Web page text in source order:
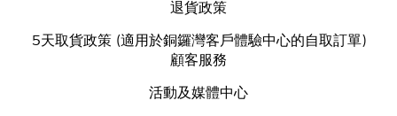
退貨政策
5天取貨政策 (適用於銅鑼灣客戶體驗中心的自取訂單)
顧客服務
活動及媒體中心